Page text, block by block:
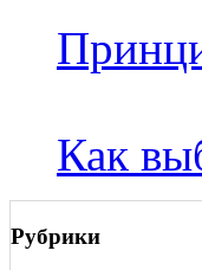
Как
Рубрики